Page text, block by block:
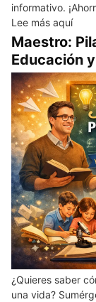
informativo.
Lee más aquí
Maestro:
Educación
¿Quieres saber
una vida?